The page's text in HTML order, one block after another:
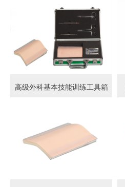
高级外科基本技能训练工具箱